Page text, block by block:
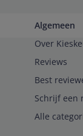
Algemeen
Over
Reviews
Best
Schrijf een
Alle